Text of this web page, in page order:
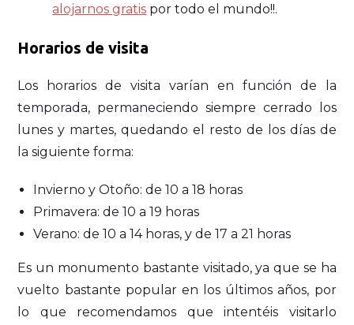
alojarnos gratis por todo el mundo!!.
Horarios de visita
Los horarios de visita varían en función de la
temporada, permaneciendo siempre cerrado los
lunes y martes, quedando el resto de los días de
la siguiente forma:
Invierno y Otoño: de 10 a 18 horas
Primavera: de 10 a 19 horas
Verano: de 10 a 14 horas, y de 17 a 21 horas
Es un monumento bastante visitado, ya que se ha
vuelto bastante popular en los últimos años, por
lo que recomendamos que intentéis visitarlo